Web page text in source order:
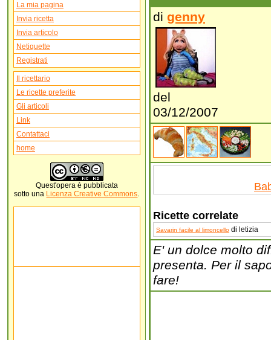
La mia pagina
Invia ricetta
Invia articolo
Netiquette
Registrati
Il ricettario
Le ricette preferite
Gli articoli
Link
Contattaci
home
Quest'opera è pubblicata
sotto una Licenza Creative Commons.
di genny
del
03/12/2007
Ricette correlate
Savarin facile al limoncello di letizia
E' un dolce molto
presenta. Per il
fare!